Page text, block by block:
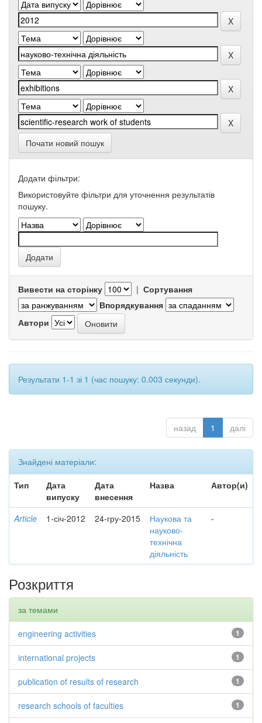
Почати новий пошук
Додати фільтри:
Використовуйте фільтри для уточнення результатів
пошуку.
Вивести на сторінку | Сортування
Впорядкування
Автори
Результати 1-1 зі 1 (час пошуку: 0.003 секунди).
назад 1 далі
Знайдені матеріали:
Тип
Дата
випуску
Дата
внесення
Назва Автор(и)
Article 1-січ-2012 24-гру-2015
Наукова та
науково-
технічна
діяльність
-
Розкриття
за темами
1
engineering activities
1
international projects
1
publication of results of research
1
research schools of faculties